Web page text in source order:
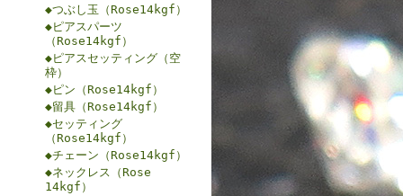
◆つぶし玉（Rose14kgf）
◆ピアスパーツ
（Rose14kgf）
◆ピアスセッティング（空
枠）
◆ピン（Rose14kgf）
◆留具（Rose14kgf）
◆セッティング
（Rose14kgf）
◆チェーン（Rose14kgf）
◆ネックレス（Rose
14kgf）